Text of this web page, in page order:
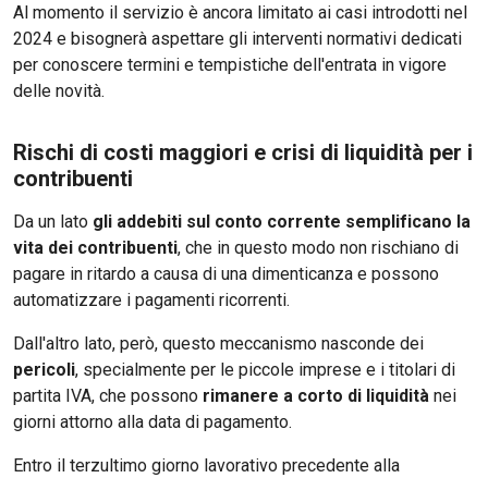
Al momento il servizio è ancora limitato ai casi introdotti nel
2024 e bisognerà aspettare gli interventi normativi dedicati
per conoscere termini e tempistiche dell'entrata in vigore
delle novità.
Rischi di costi maggiori e crisi di liquidità per i
contribuenti
Da un lato gli addebiti sul conto corrente semplificano la
vita dei contribuenti, che in questo modo non rischiano di
pagare in ritardo a causa di una dimenticanza e possono
automatizzare i pagamenti ricorrenti.
Dall'altro lato, però, questo meccanismo nasconde dei
pericoli, specialmente per le piccole imprese e i titolari di
partita IVA, che possono rimanere a corto di liquidità nei
giorni attorno alla data di pagamento.
Entro il terzultimo giorno lavorativo precedente alla